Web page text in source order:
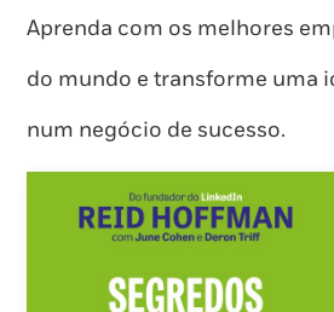
Aprenda com os melhores
do mundo e transforme uma
num negócio de sucesso.